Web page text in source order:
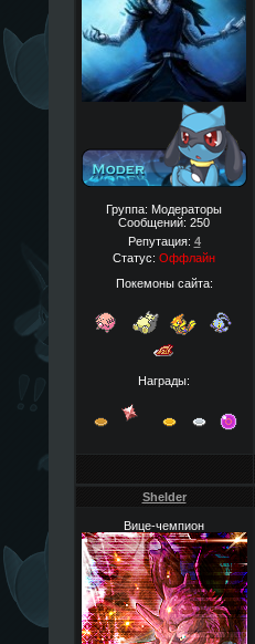
Группа: Модераторы
Сообщений: 250
Репутация: 4
Статус: Оффлайн
Покемоны сайта:
Награды:
Shelder
Вице-чемпион